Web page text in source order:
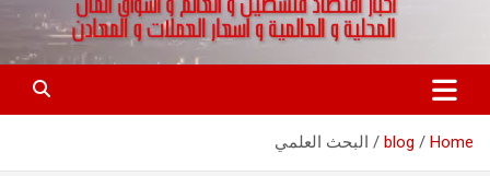
كواليس المال
اخبار اقتصاد فلسطين و العالم و تقارير اسواق المال و العملات
Home
blog البحث العلمي